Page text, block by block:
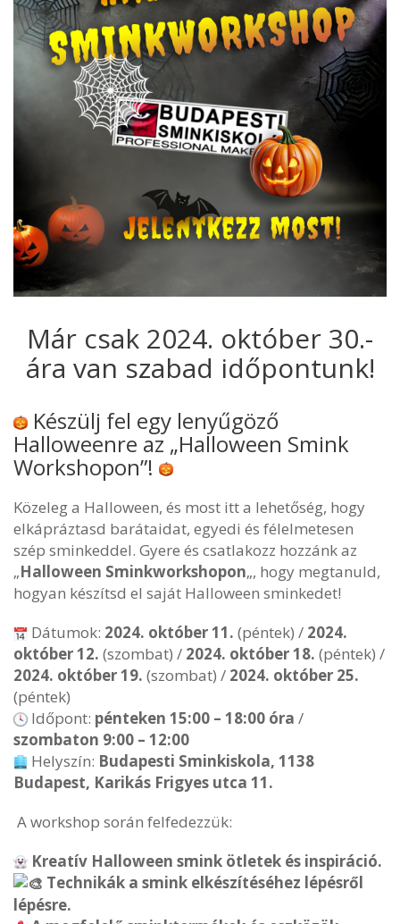
Már csak 2024. október 30.-
ára van szabad időpontunk!
Készülj fel egy lenyűgöző
Halloweenre az „Halloween Smink
Workshopon”!
Közeleg a Halloween, és most itt a lehetőség, hogy
elkápráztasd barátaidat, egyedi és félelmetesen
szép sminkeddel. Gyere és csatlakozz hozzánk az
„Halloween Sminkworkshopon„, hogy megtanuld,
hogyan készítsd el saját Halloween sminkedet!
Dátumok: 2024. október 11. (péntek) / 2024.
október 12. (szombat) / 2024. október 18. (péntek) /
2024. október 19. (szombat) / 2024. október 25.
(péntek)
Időpont: pénteken 15:00 – 18:00 óra /
szombaton 9:00 – 12:00
Helyszín: Budapesti Sminkiskola, 1138
Budapest, Karikás Frigyes utca 11.
A workshop során felfedezzük:
Kreatív Halloween smink ötletek és inspiráció.
Technikák a smink elkészítéséhez lépésről
lépésre.